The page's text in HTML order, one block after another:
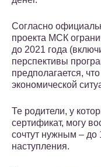
Согласно
проекта МСК
до 2021 года
перспективы
предполагается,
экономической
Те родители, у
сертификат, могу
сочтут нужным – до
наступления.